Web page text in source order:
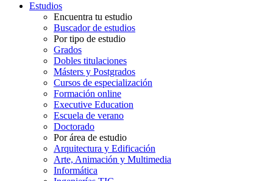
Estudios
Encuentra tu estudio
Buscador de estudios
Por tipo de estudio
Grados
Dobles titulaciones
Másters y Postgrados
Cursos de especialización
Formación online
Executive Education
Escuela de verano
Doctorado
Por área de estudio
Arquitectura y Edificación
Arte, Animación y Multimedia
Informática